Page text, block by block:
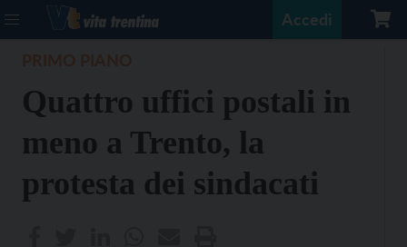
Accedi
Quattro uffici postali in
meno a Trento, la
protesta dei sindacati